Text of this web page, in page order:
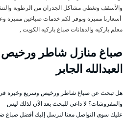
والأسقف وتغطي مشاكل الجدران من الرطوبة
أسعارنا مميزة ونوفر لكم خدمات صباغين مميزة
معلم باركيه والدهانات صباغ باركيه الكويت ,
صباغ منازل شاطر ورخيص
العبدالله الجابر
هل تبحث عن صباغ شاطر ورخيص وسريع وخبرة
والمفروشات؟ لا داعي للبحث بعد الآن لذلك ليس
عليك سوى التواصل معنا لنرسل إليك أفضل صباغ